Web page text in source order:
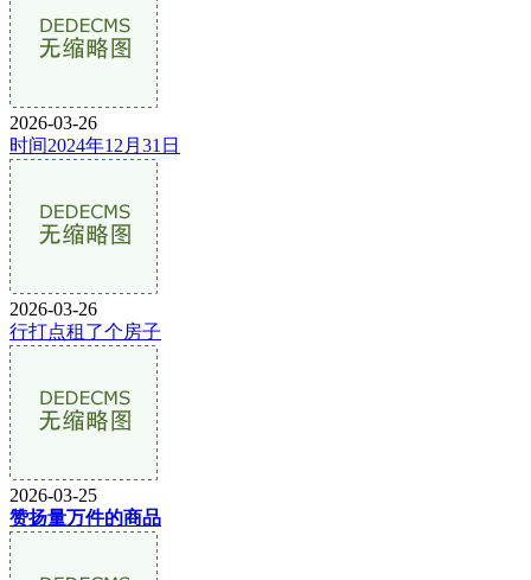
2026-03-26
时间2024年12月31日
2026-03-26
行打点租了个房子
2026-03-25
赞扬量万件的商品